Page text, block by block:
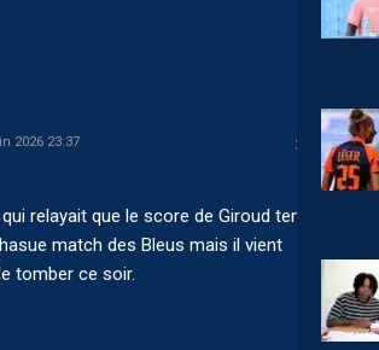
2026 23:37
relayait que le score de Giroud tenait
match des Bleus mais il vient
tomber ce soir.